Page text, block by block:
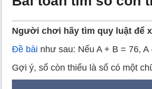
Người chơi hãy tìm quy luật để
Đề bài như sau: Nếu A + B = 76,
Gợi ý, số còn thiếu là số có một